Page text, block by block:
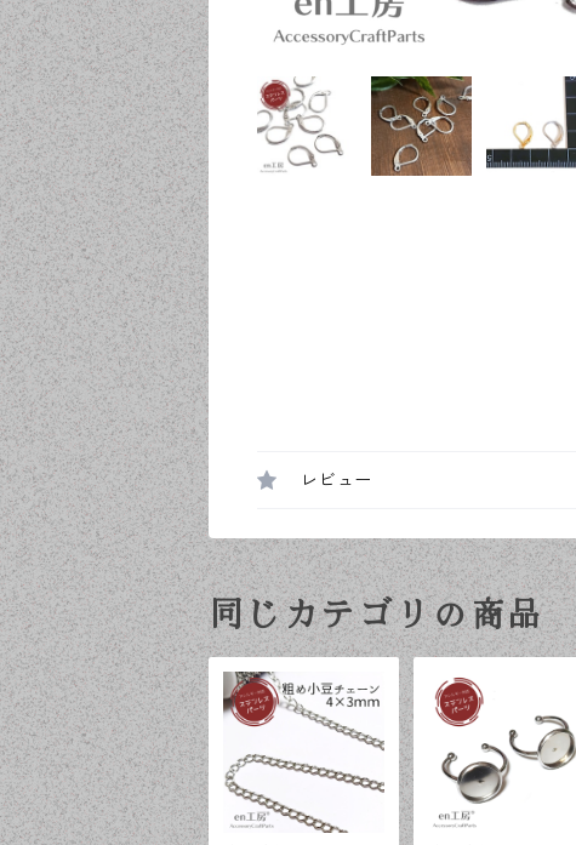
レビュー
同じカテゴリの商品